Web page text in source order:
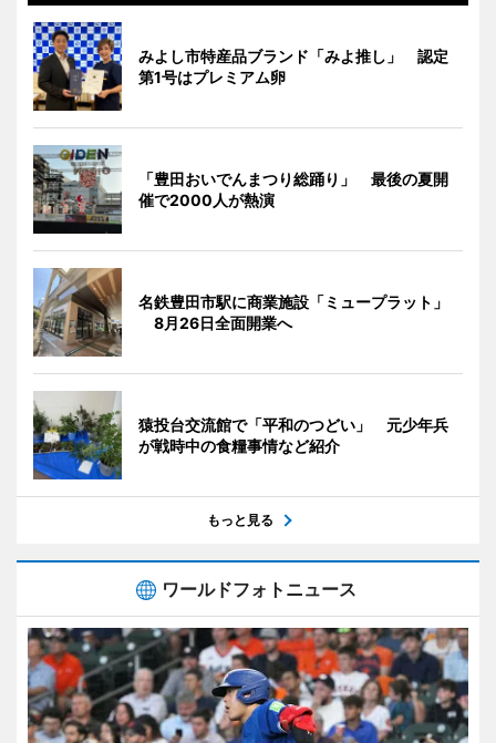
みよし市特産品ブランド「みよ推し」 認定
第1号はプレミアム卵
「豊田おいでんまつり総踊り」 最後の夏開
催で2000人が熱演
名鉄豊田市駅に商業施設「ミュープラット」
8月26日全面開業へ
猿投台交流館で「平和のつどい」 元少年兵
が戦時中の食糧事情など紹介
もっと見る
ワールドフォトニュース